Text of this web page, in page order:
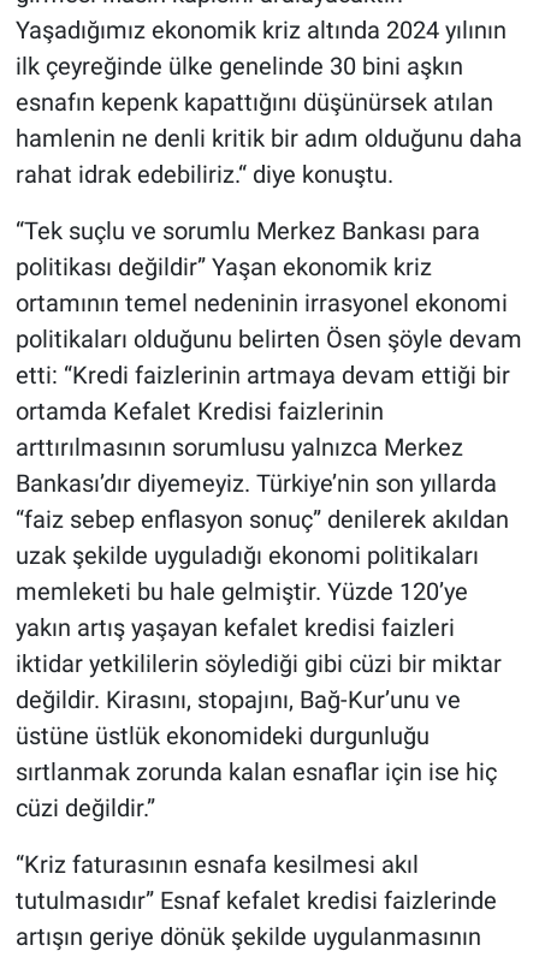
Yaşadığımız ekonomik kriz altında 2024 yılının
ilk çeyreğinde ülke genelinde 30 bini aşkın
esnafın kepenk kapattığını düşünürsek atılan
hamlenin ne denli kritik bir adım olduğunu daha
rahat idrak edebiliriz.“ diye konuştu.
“Tek suçlu ve sorumlu Merkez Bankası para
politikası değildir” Yaşan ekonomik kriz
ortamının temel nedeninin irrasyonel ekonomi
politikaları olduğunu belirten Ösen şöyle devam
etti: “Kredi faizlerinin artmaya devam ettiği bir
ortamda Kefalet Kredisi faizlerinin
arttırılmasının sorumlusu yalnızca Merkez
Bankası’dır diyemeyiz. Türkiye’nin son yıllarda
“faiz sebep enflasyon sonuç” denilerek akıldan
uzak şekilde uyguladığı ekonomi politikaları
memleketi bu hale gelmiştir. Yüzde 120’ye
yakın artış yaşayan kefalet kredisi faizleri
iktidar yetkililerin söylediği gibi cüzi bir miktar
değildir. Kirasını, stopajını, Bağ-Kur’unu ve
üstüne üstlük ekonomideki durgunluğu
sırtlanmak zorunda kalan esnaflar için ise hiç
cüzi değildir.”
“Kriz faturasının esnafa kesilmesi akıl
tutulmasıdır” Esnaf kefalet kredisi faizlerinde
artışın geriye dönük şekilde uygulanmasının